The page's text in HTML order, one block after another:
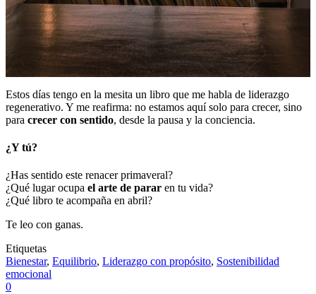
Estos días tengo en la mesita un libro que me habla de liderazgo
regenerativo. Y me reafirma: no estamos aquí solo para crecer, sino
para crecer con sentido, desde la pausa y la conciencia.
¿Y tú?
¿Has sentido este renacer primaveral?
¿Qué lugar ocupa el arte de parar en tu vida?
¿Qué libro te acompaña en abril?
Te leo con ganas.
Etiquetas
Bienestar, Equilibrio, Liderazgo con propósito, Sostenibilidad
emocional
0